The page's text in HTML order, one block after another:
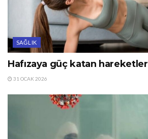
SAĞLIK
Hafızaya güç katan hareketler
31 OCAK 2026